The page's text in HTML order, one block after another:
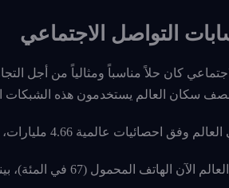
التواصل الاجتماعي
كان حلاً مناسباً ومثالياً من أجل
سكان العالم يستخدمون هذه الشبكات
بينهم 4.14 مليارات من مستخدمي وسائل التواصل الاجتماعي.
بينما يستخدم الآن ما يقرب من 60% من البشر الإنترنت.